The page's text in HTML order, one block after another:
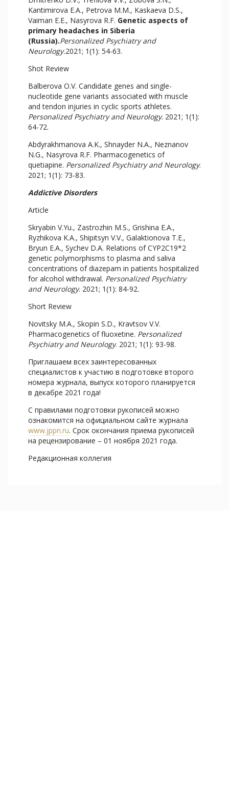
Kantimirova E.A., Petrova M.M., Kaskaeva D.S.,
Vaiman E.E., Nasyrova R.F. Genetic aspects of
primary headaches in Siberia
(Russia).Personalized Psychiatry and
Neurology.2021; 1(1): 54-63.
Shot Review
Balberova O.V. Candidate genes and single-
nucleotide gene variants associated with muscle
and tendon injuries in cyclic sports athletes.
Personalized Psychiatry and Neurology. 2021; 1(1):
64-72.
Abdyrakhmanova A.K., Shnayder N.A., Neznanov
N.G., Nasyrova R.F. Pharmacogenetics of
quetiapine. Personalized Psychiatry and Neurology.
2021; 1(1): 73-83.
Addictive Disorders
Article
Skryabin V.Yu., Zastrozhin M.S., Grishina E.A.,
Ryzhikova K.A., Shipitsyn V.V., Galaktionova T.E.,
Bryun E.A., Sychev D.A. Relations of CYP2C19*2
genetic polymorphisms to plasma and saliva
concentrations of diazepam in patients hospitalized
for alcohol withdrawal. Personalized Psychiatry
and Neurology. 2021; 1(1): 84-92.
Short Review
Novitsky M.A., Skopin S.D., Kravtsov V.V.
Pharmacogenetics of fluoxetine. Personalized
Psychiatry and Neurology. 2021; 1(1): 93-98.
Приглашаем всех заинтересованных
специалистов к участию в подготовке второго
номера журнала, выпуск которого планируется
в декабре 2021 года!
С правилами подготовки рукописей можно
ознакомится на официальном сайте журнала
www.jppn.ru. Срок окончания приема рукописей
на рецензирование – 01 ноября 2021 года.
Редакционная коллегия